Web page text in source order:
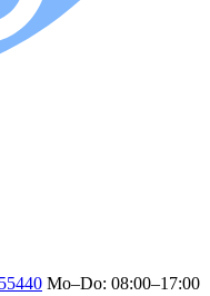
Mo–Do: 08:00–17:00